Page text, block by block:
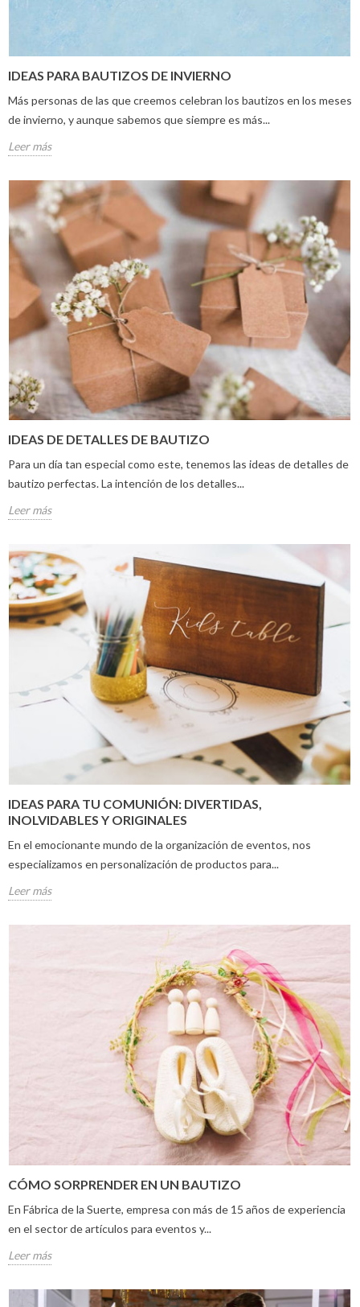
IDEAS PARA BAUTIZOS DE INVIERNO
Más personas de las que creemos celebran los bautizos en los meses
de invierno, y aunque sabemos que siempre es más...
Leer más
IDEAS DE DETALLES DE BAUTIZO
Para un día tan especial como este, tenemos las ideas de detalles de
bautizo perfectas. La intención de los detalles...
Leer más
IDEAS PARA TU COMUNIÓN: DIVERTIDAS,
INOLVIDABLES Y ORIGINALES
En el emocionante mundo de la organización de eventos, nos
especializamos en personalización de productos para...
Leer más
CÓMO SORPRENDER EN UN BAUTIZO
En Fábrica de la Suerte, empresa con más de 15 años de experiencia
en el sector de artículos para eventos y...
Leer más